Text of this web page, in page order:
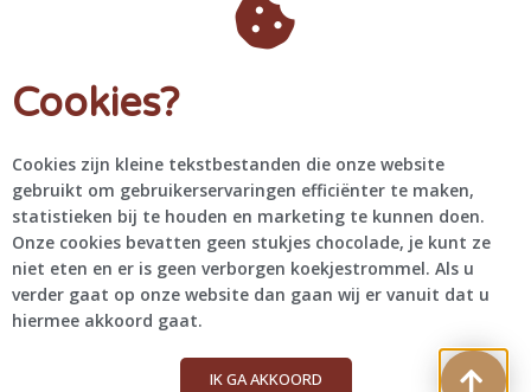
Privacybeleid
info@bragascreations.com
@bragascreations
Braga's Creations 2021 © All rights reserved
Cookies?
Cookies zijn kleine tekstbestanden die onze website
gebruikt om gebruikerservaringen efficiënter te maken,
statistieken bij te houden en marketing te kunnen doen.
Onze cookies bevatten geen stukjes chocolade, je kunt ze
niet eten en er is geen verborgen koekjestrommel. Als u
verder gaat op onze website dan gaan wij er vanuit dat u
hiermee akkoord gaat.
IK GA AKKOORD